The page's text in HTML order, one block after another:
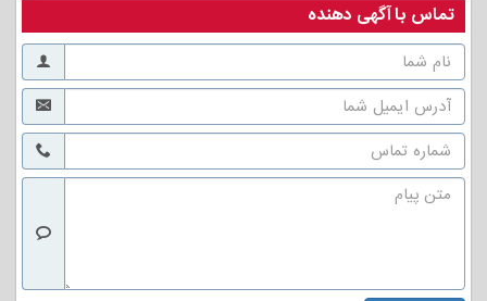
تماس با آگهی دهنده